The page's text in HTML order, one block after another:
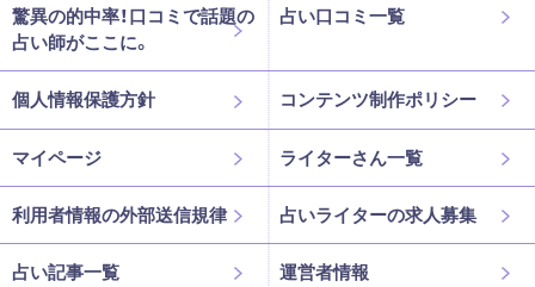
驚異の的中率！口コミで話題の
占い師がここに。
占い口コミ一覧
個人情報保護方針 コンテンツ制作ポリシー
マイページ ライターさん一覧
利用者情報の外部送信規律 占いライターの求人募集
占い記事一覧 運営者情報